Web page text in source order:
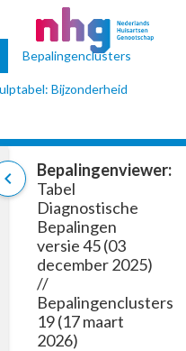
Bepalingenclusters
Bijzonderheid
chevron_left
Bepalingenviewer:
Tabel
Diagnostische
Bepalingen
versie 45 (03
december 2025)
//
Bepalingenclusters
19 (17 maart
2026)